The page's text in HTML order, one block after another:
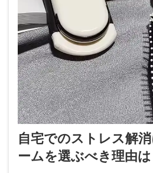
自宅でのストレス解
ームを選ぶべき理由は